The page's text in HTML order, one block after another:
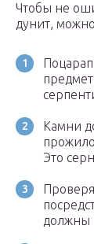
Чтобы не
дунит,
Камни
Это
должны